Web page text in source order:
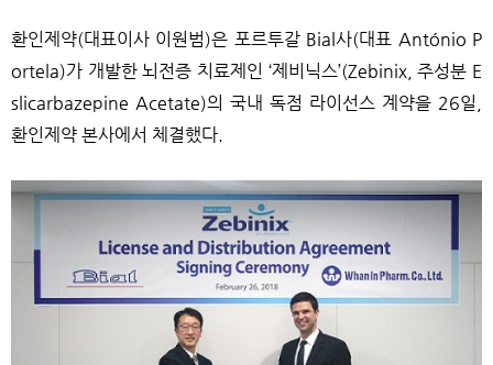
환인제약(대표이사 이원범)은 포르투갈 Bial사(대표 António P
ortela)가 개발한 뇌전증 치료제인 ‘제비닉스’(Zebinix, 주성분 E
slicarbazepine Acetate)의 국내 독점 라이선스 계약을 26일,
환인제약 본사에서 체결했다.